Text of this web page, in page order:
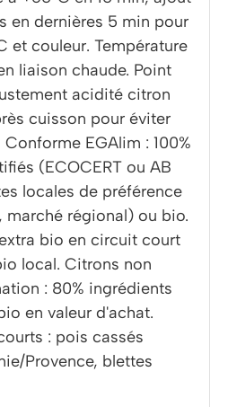
en dernières 5 min pour
et couleur. Température
liaison chaude. Point
acidité citron
cuisson pour éviter
Conforme EGAlim : 100%
(ECOCERT ou AB
locales de préférence
régional) ou bio.
bio en circuit court
local. Citrons non
: 80% ingrédients
en valeur d'achat.
: pois cassés
Provence, blettes